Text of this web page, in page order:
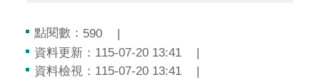
點閱數： 590
資料更新：115-07-20 13:41
資料檢視：115-07-20 13:41